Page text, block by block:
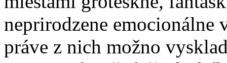
neprirodzene emocionálne
práve z nich možno